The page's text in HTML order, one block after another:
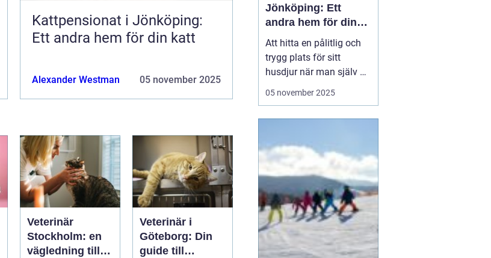
Kattpensionat i Jönköping:
Ett andra hem för din katt
Alexander Westman 05 november 2025
Veterinär
Stockholm: en
vägledning till
Veterinär i
Göteborg: Din
guide till
Jönköping: Ett
andra hem för din
katt
Att hitta en pålitlig och
trygg plats för sitt
husdjur när man själv är
på resande fot kan
lösningen vara att lämna
katten...
05 november 2025